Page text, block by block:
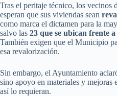
Tras el peritaje técnico, los vecinos
esperan que sus viviendas sean
como marca el dictamen para la
salvo las 23 que se ubican frente
También exigen que el Municipio
esa revalorización.
Sin embargo, el Ayuntamiento
sino apoyo en materiales y mejoras
así lo requieran.